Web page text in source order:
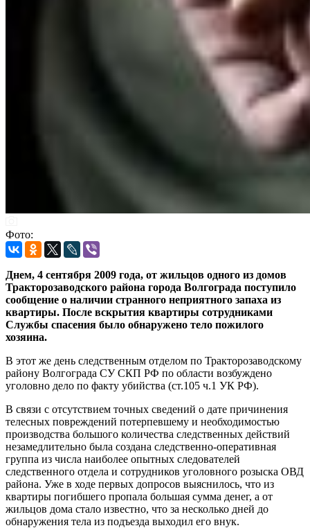
Фото:
Днем, 4 сентября 2009 года, от жильцов одного из домов
Тракторозаводского района города Волгограда поступило
сообщение о наличии странного неприятного запаха из
квартиры. После вскрытия квартиры сотрудниками
Службы спасения было обнаружено тело пожилого
хозяина.
В этот же день следственным отделом по Тракторозаводскому
району Волгограда СУ СКП РФ по области возбуждено
уголовно дело по факту убийства (ст.105 ч.1 УК РФ).
В связи с отсутствием точных сведений о дате причинения
телесных повреждений потерпевшему и необходимостью
производства большого количества следственных действий
незамедлительно была создана следственно-оперативная
группа из числа наиболее опытных следователей
следственного отдела и сотрудников уголовного розыска ОВД
района. Уже в ходе первых допросов выяснилось, что из
квартиры погибшего пропала большая сумма денег, а от
жильцов дома стало известно, что за несколько дней до
обнаружения тела из подъезда выходил его внук.